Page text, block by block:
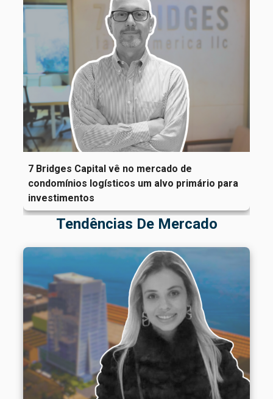
7 Bridges Capital vê no mercado de
condomínios logísticos um alvo primário para
investimentos
Tendências De Mercado